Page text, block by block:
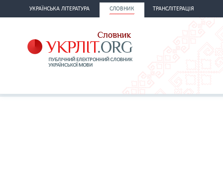
УКРАЇНСЬКА ЛІТЕРАТУРА СЛОВНИК ТРАНСЛІТЕРАЦІЯ